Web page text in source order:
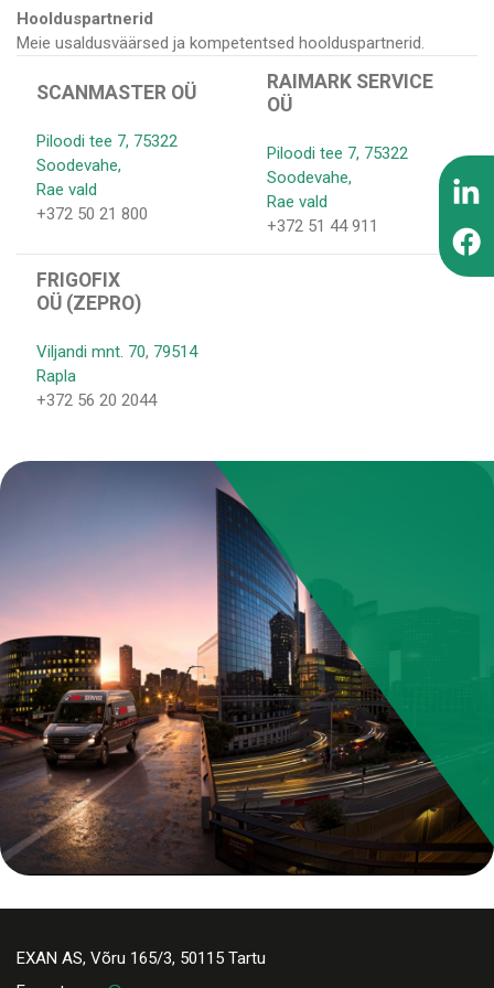
Hoolduspartnerid
Meie usaldusväärsed ja kompetentsed hoolduspartnerid.
SCANMASTER OÜ
Piloodi tee 7, 75322
Soodevahe,
Rae vald
+372 50 21 800
RAIMARK SERVICE
OÜ
Piloodi tee 7, 75322
Soodevahe,
Rae vald
+372 51 44 911
FRIGOFIX
OÜ (ZEPRO)
Viljandi mnt. 70, 79514
Rapla
+372 56 20 2044
EXAN AS, Võru 165/3, 50115 Tartu